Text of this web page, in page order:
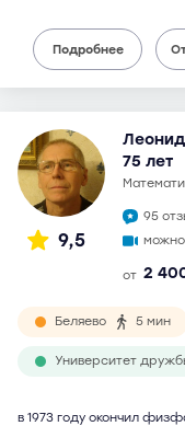
Подробнее
9,5
Леонид
75 лет
95
от 2
Беляево 5 мин
Университет
в 1973 году окончил